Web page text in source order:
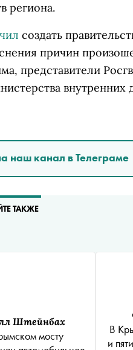
региона.
создать
причин
представители
внутренних
наш канал в Телеграме
ТАКЖЕ
Штейнбах
мосту
В
и